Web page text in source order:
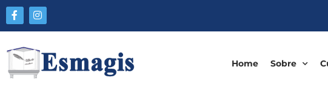
Home Sobre